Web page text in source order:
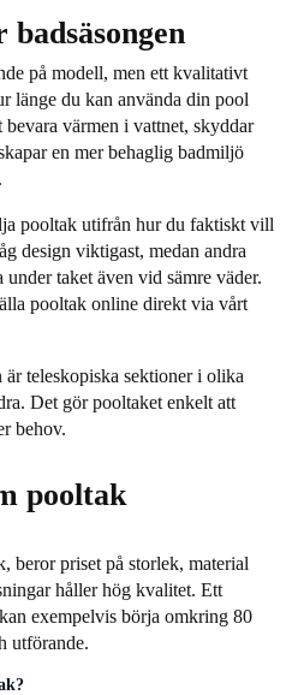
på modell, men ett kvalitativt
länge du kan använda din pool
värmen i vattnet, skyddar
en mer behaglig badmiljö
pooltak utifrån hur du faktiskt vill
design viktigast, medan andra
taket även vid sämre väder.
pooltak online direkt via vårt
teleskopiska sektioner i olika
Det gör pooltaket enkelt att
behov.
pooltak
beror priset på storlek, material
håller hög kvalitet. Ett
exempelvis börja omkring 80
utförande.